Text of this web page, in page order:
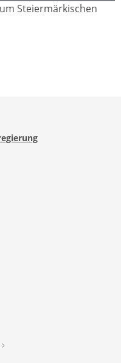
Steiermärkischen